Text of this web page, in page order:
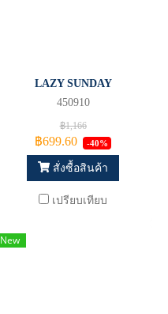
LAZY SUNDAY
450910
฿1,166
฿699.60 -40%
สั่งซื้อสินค้า
เปรียบเทียบ
New